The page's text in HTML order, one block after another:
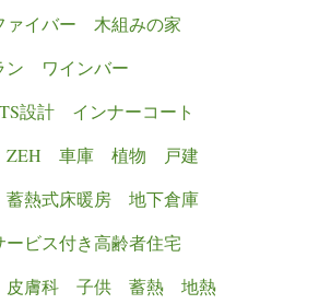
ァイバー
木組みの家
ン
ワインバー
設計
インナーコート
ZEH 車庫 植物
戸建
蓄熱式床暖房
地下倉庫
ービス付き高齢者住宅
皮膚科 子供 蓄熱
地熱